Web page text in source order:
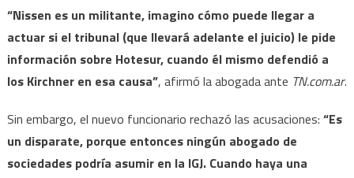
“Nissen es un militante, imagino cómo puede llegar a
actuar si el tribunal (que llevará adelante el juicio) le pide
información sobre Hotesur, cuando él mismo defendió a
los Kirchner en esa causa”, afirmó la abogada ante TN.com.ar.
Sin embargo, el nuevo funcionario rechazó las acusaciones: “Es
un disparate, porque entonces ningún abogado de
sociedades podría asumir en la IGJ. Cuando haya una